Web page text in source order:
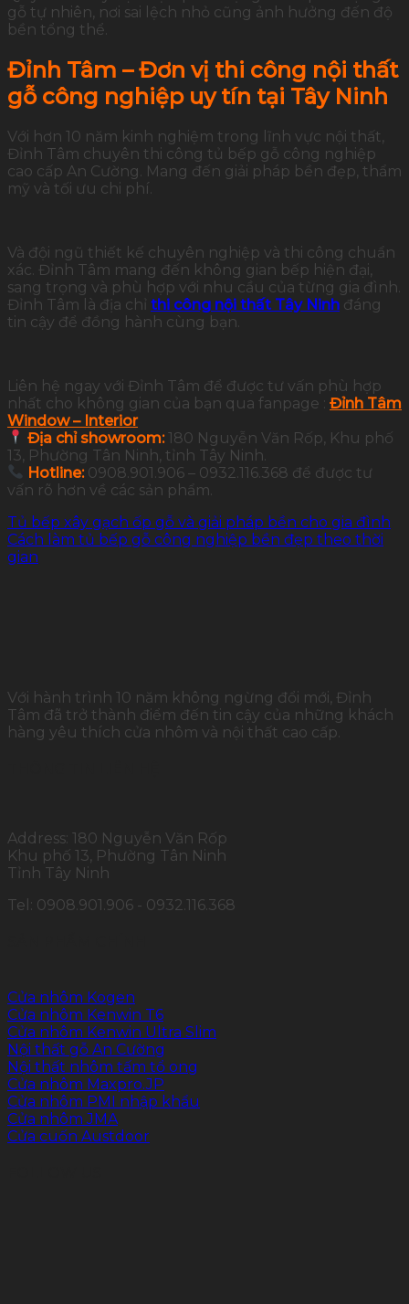
gỗ tự nhiên, nơi sai lệch nhỏ cũng ảnh hưởng đến độ
bền tổng thể.
Đỉnh Tâm – Đơn vị thi công nội thất
gỗ công nghiệp uy tín tại Tây Ninh
Với hơn 10 năm kinh nghiệm trong lĩnh vực nội thất,
Đỉnh Tâm chuyên thi công tủ bếp gỗ công nghiệp
cao cấp An Cường. Mang đến giải pháp bền đẹp, thẩm
mỹ và tối ưu chi phí.
Và đội ngũ thiết kế chuyên nghiệp và thi công chuẩn
xác. Đỉnh Tâm mang đến không gian bếp hiện đại,
sang trọng và phù hợp với nhu cầu của từng gia đình.
Đỉnh Tâm là địa chỉ thi công nội thất Tây Ninh đáng
tin cậy để đồng hành cùng bạn.
Liên hệ ngay với Đỉnh Tâm để được tư vấn phù hợp
nhất cho không gian của bạn qua fanpage : Đỉnh Tâm
Window – Interior
Địa chỉ showroom:180 Nguyễn Văn Rốp, Khu phố
13, Phường Tân Ninh, tỉnh Tây Ninh.
Hotline: 0908.901.906 – 0932.116.368 để được tư
vấn rõ hơn về các sản phẩm.
Tủ bếp xây gạch ốp gỗ và giải pháp bền cho gia đình
Cách làm tủ bếp gỗ công nghiệp bền đẹp theo thời
gian
Với hành trình 10 năm không ngừng đổi mới, Đỉnh
Tâm đã trở thành điểm đến tin cậy của những khách
hàng yêu thích cửa nhôm và nội thất cao cấp.
Address: 180 Nguyễn Văn Rốp
Khu phố 13, Phường Tân Ninh
Tỉnh Tây Ninh
Tel: 0908.901.906 - 0932.116.368
Cửa nhôm Kogen
Cửa nhôm Kenwin T6
Cửa nhôm Kenwin Ultra Slim
Nội thất gỗ An Cường
Nội thất nhôm tấm tổ ong
Cửa nhôm Maxpro.JP
Cửa nhôm PMI nhập khẩu
Cửa nhôm JMA
Cửa cuốn Austdoor